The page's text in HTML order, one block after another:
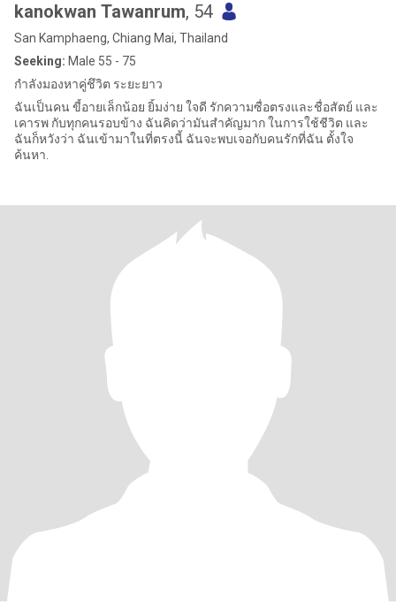
kanokwan Tawanrum, 54
San Kamphaeng, Chiang Mai, Thailand
Seeking: Male 55 - 75
กำลังมองหาคู่ชึวิต ระยะยาว
ฉันเป็นคน ขี้อายเล็กน้อย ยิ้มง่าย ใจดี รักความซื่อตรงและชื่อสัตย์ และ
เคารพ กับทุกคนรอบข้าง ฉันคิดว่ามันสำคัญมาก ในการใช้ชีวิต และ
ฉันก็หวังว่า ฉันเข้ามาในที่ตรงนี้ ฉันจะพบเจอกับคนรักที่ฉัน ตั้งใจ
ค้นหา.